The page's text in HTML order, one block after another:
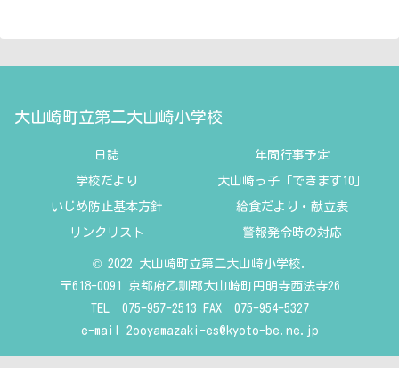
大山崎町立第二大山崎小学校
日誌 年間行事予定
学校だより 大山崎っ子「できます10」
いじめ防止基本方針 給食だより・献立表
リンクリスト 警報発令時の対応
© 2022 大山崎町立第二大山崎小学校.
〒618-0091 京都府乙訓郡大山崎町円明寺西法寺26
TEL 075-957-2513 FAX 075-954-5327
e-mail 2ooyamazaki-es@kyoto-be.ne.jp